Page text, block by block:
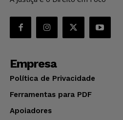
Empresa
Política de Privacidade
Ferramentas para PDF
Apoiadores